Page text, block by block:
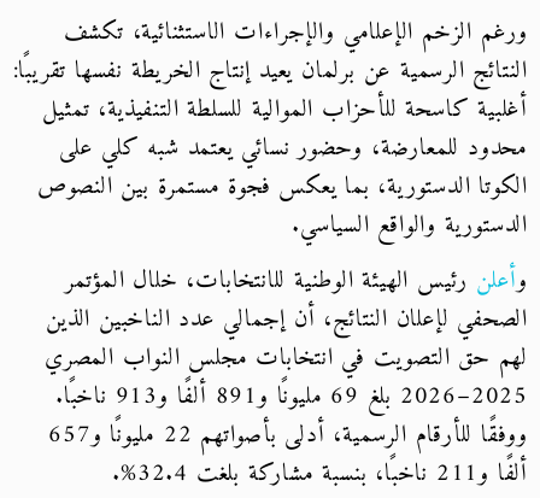
ورغم الزخم الإعلامي والإجراءات الاستثنائية، تكشف
النتائج الرسمية عن برلمان يعيد إنتاج الخريطة نفسها تقريبًا:
أغلبية كاسحة للأحزاب الموالية للسلطة التنفيذية، تمثيل
محدود للمعارضة، وحضور نسائي يعتمد شبه كلي على
الكوتا الدستورية، بما يعكس فجوة مستمرة بين النصوص
الدستورية والواقع السياسي.
وأعلن رئيس الهيئة الوطنية للانتخابات، خلال المؤتمر
الصحفي لإعلان النتائج، أن إجمالي عدد الناخبين الذين
لهم حق التصويت في انتخابات مجلس النواب المصري
2025–2026 بلغ 69 مليونًا و891 ألفًا و913 ناخبًا.
ووفقًا للأرقام الرسمية، أدلى بأصواتهم 22 مليونًا و657
ألفًا و211 ناخبًا، بنسبة مشاركة بلغت 32.4%.